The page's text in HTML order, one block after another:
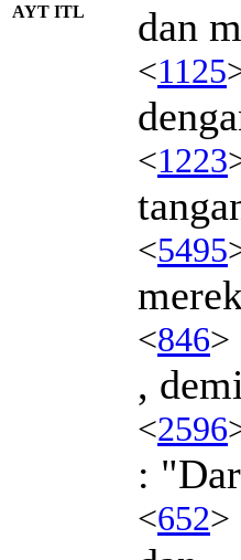
AYT ITL dan
<1125
<1223
<5495
<846>
,
<2596
:
<652>